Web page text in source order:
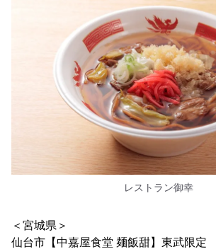
レストラン御幸
＜宮城県＞
仙台市【中嘉屋食堂 麺飯甜】東武限